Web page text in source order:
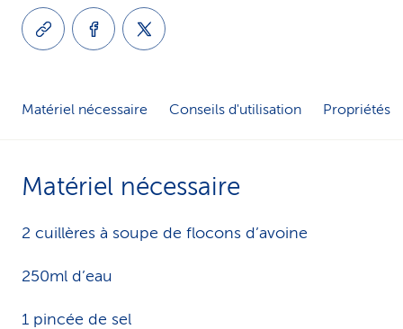
e
e
Matériel nécessaire Conseils d'utilisation Propriétés
Matériel nécessaire
2 cuillères à soupe de flocons d’avoine
250ml d’eau
1 pincée de sel